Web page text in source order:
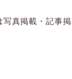
写真掲載・記事